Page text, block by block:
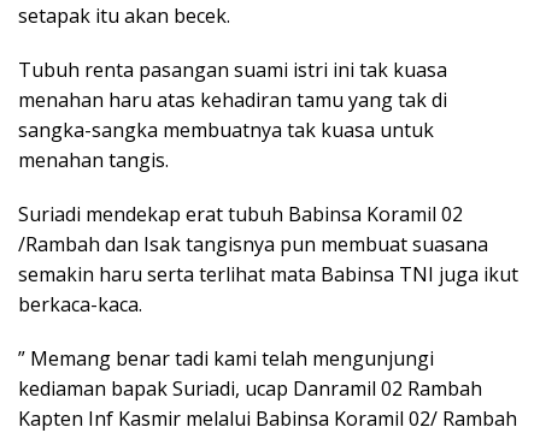
setapak itu akan becek.
Tubuh renta pasangan suami istri ini tak kuasa
menahan haru atas kehadiran tamu yang tak di
sangka-sangka membuatnya tak kuasa untuk
menahan tangis.
Suriadi mendekap erat tubuh Babinsa Koramil 02
/Rambah dan Isak tangisnya pun membuat suasana
semakin haru serta terlihat mata Babinsa TNI juga ikut
berkaca-kaca.
” Memang benar tadi kami telah mengunjungi
kediaman bapak Suriadi, ucap Danramil 02 Rambah
Kapten Inf Kasmir melalui Babinsa Koramil 02/ Rambah